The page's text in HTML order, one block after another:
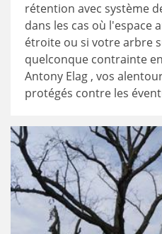
rétention avec système
dans les cas où l'espace
étroite ou si votre arbre
quelconque contrainte
Antony Elag , vos
protégés contre les